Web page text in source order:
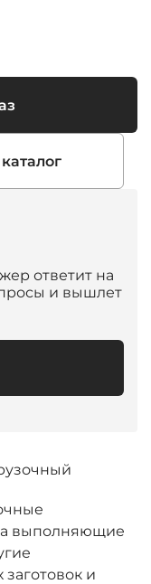
ответит на
и вышлет
выполняющие
и